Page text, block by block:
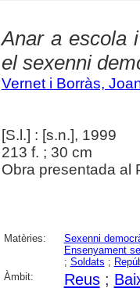
Anar a escola
el sexenni
Vernet i Borràs,
[S.l.] : [s.n.], 1999
213 f. ; 30 cm
Obra presentada al
Matèries: Sexenni
Ensenyament
; Soldats ;
Àmbit:
Reus;